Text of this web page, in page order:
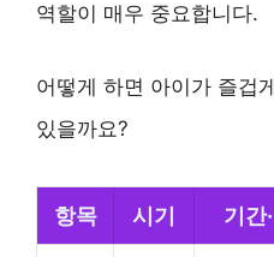
역할이 매우 중요합니다.
어떻게 하면 아이가 즐겁
있을까요?
항목 시기 기간